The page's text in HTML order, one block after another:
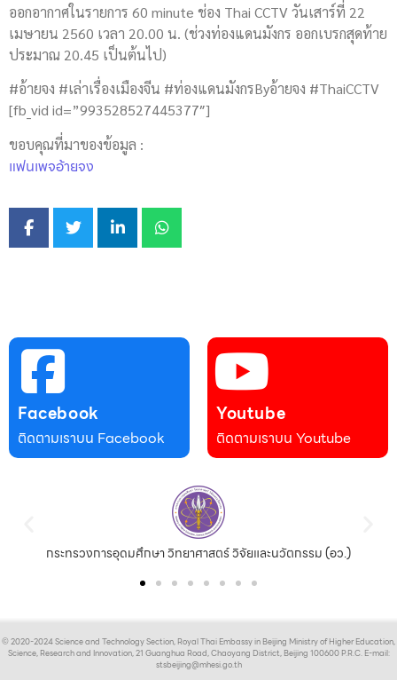
ออกอากาศในรายการ 60 minute ช่อง Thai CCTV วันเสาร์ที่ 22
เมษายน 2560 เวลา 20.00 น. (ช่วงท่องแดนมังกร ออกเบรกสุดท้าย
ประมาณ 20.45 เป็นต้นไป)
#อ้ายจง #เล่าเรื่องเมืองจีน #ท่องแดนมังกรByอ้ายจง #ThaiCCTV
[fb_vid id=”993528527445377″]
ขอบคุณที่มาของข้อมูล :
แฟนเพจอ้ายจง
Facebook
ติดตามเราบน Facebook
Youtube
ติดตามเราบน Youtube
กระทรวงการอุดมศึกษา วิทยาศาสตร์ วิจัยและนวัตกรรม (อว.)
© 2020-2024 Science and Technology Section, Royal Thai Embassy in Beijing Ministry of Higher Education,
Science, Research and Innovation, 21 Guanghua Road, Chaoyang District, Beijing 100600 P.R.C. E-mail:
stsbeijing@mhesi.go.th